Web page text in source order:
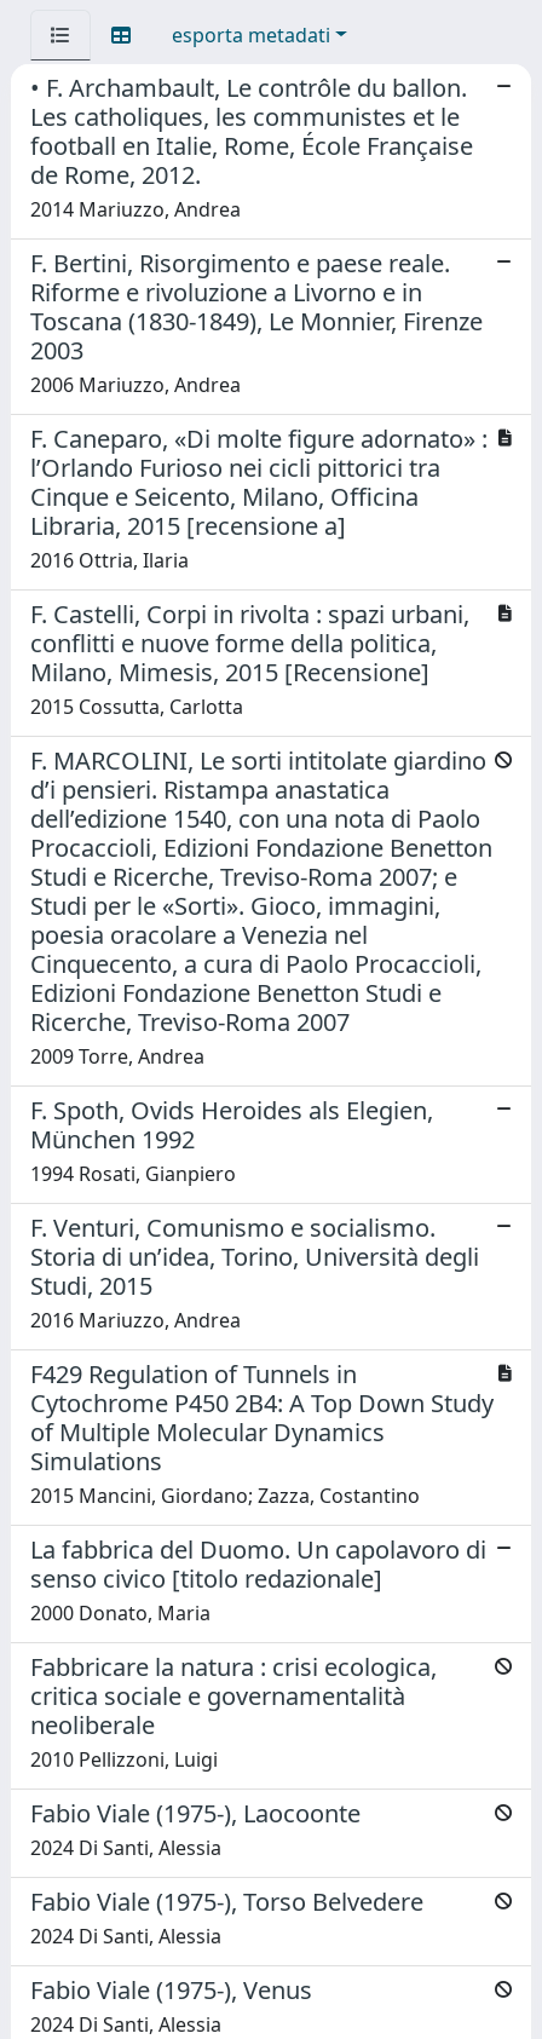
esporta metadati
• F. Archambault, Le contrôle du ballon.
Les catholiques, les communistes et le
football en Italie, Rome, École Française
de Rome, 2012.
2014 Mariuzzo, Andrea
F. Bertini, Risorgimento e paese reale.
Riforme e rivoluzione a Livorno e in
Toscana (1830-1849), Le Monnier, Firenze
2003
2006 Mariuzzo, Andrea
F. Caneparo, «Di molte figure adornato» :
l’Orlando Furioso nei cicli pittorici tra
Cinque e Seicento, Milano, Officina
Libraria, 2015 [recensione a]
2016 Ottria, Ilaria
F. Castelli, Corpi in rivolta : spazi urbani,
conflitti e nuove forme della politica,
Milano, Mimesis, 2015 [Recensione]
2015 Cossutta, Carlotta
F. MARCOLINI, Le sorti intitolate giardino
d’i pensieri. Ristampa anastatica
dell’edizione 1540, con una nota di Paolo
Procaccioli, Edizioni Fondazione Benetton
Studi e Ricerche, Treviso-Roma 2007; e
Studi per le «Sorti». Gioco, immagini,
poesia oracolare a Venezia nel
Cinquecento, a cura di Paolo Procaccioli,
Edizioni Fondazione Benetton Studi e
Ricerche, Treviso-Roma 2007
2009 Torre, Andrea
F. Spoth, Ovids Heroides als Elegien,
München 1992
1994 Rosati, Gianpiero
F. Venturi, Comunismo e socialismo.
Storia di un’idea, Torino, Università degli
Studi, 2015
2016 Mariuzzo, Andrea
F429 Regulation of Tunnels in
Cytochrome P450 2B4: A Top Down Study
of Multiple Molecular Dynamics
Simulations
2015 Mancini, Giordano; Zazza, Costantino
La fabbrica del Duomo. Un capolavoro di
senso civico [titolo redazionale]
2000 Donato, Maria
Fabbricare la natura : crisi ecologica,
critica sociale e governamentalità
neoliberale
2010 Pellizzoni, Luigi
Fabio Viale (1975-), Laocoonte
2024 Di Santi, Alessia
Fabio Viale (1975-), Torso Belvedere
2024 Di Santi, Alessia
Fabio Viale (1975-), Venus
2024 Di Santi, Alessia